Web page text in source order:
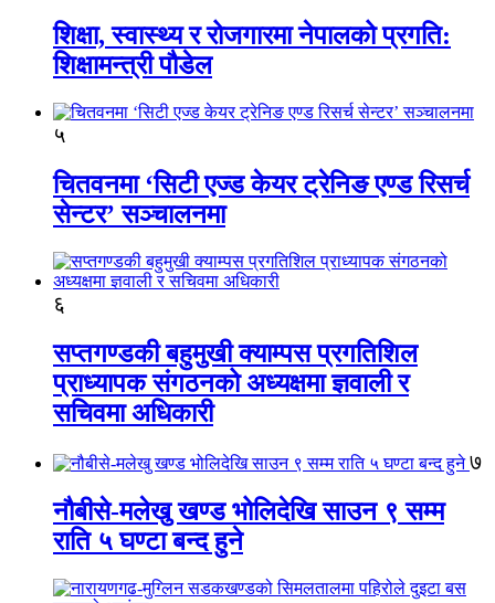
शिक्षा, स्वास्थ्य र रोजगारमा नेपालको प्रगति:
शिक्षामन्त्री पौडेल
५
चितवनमा ‘सिटी एज्ड केयर ट्रेनिङ एण्ड रिसर्च
सेन्टर’ सञ्चालनमा
६
सप्तगण्डकी बहुमुखी क्याम्पस प्रगतिशिल
प्राध्यापक संगठनको अध्यक्षमा ज्ञवाली र
सचिवमा अधिकारी
७
नौबीसे-मलेखु खण्ड भोलिदेखि साउन ९ सम्म
राति ५ घण्टा बन्द हुने